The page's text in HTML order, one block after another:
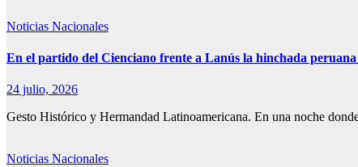
Noticias Nacionales
En el partido del Cienciano frente a Lanús la hinchada
24 julio, 2026
Gesto Histórico y Hermandad Latinoamericana. En una noche
Noticias Nacionales